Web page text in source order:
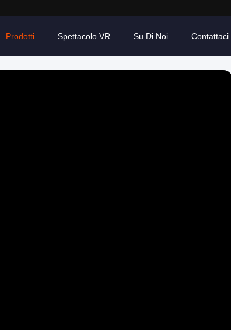
Prodotti Spettacolo VR Su Di Noi Contattaci